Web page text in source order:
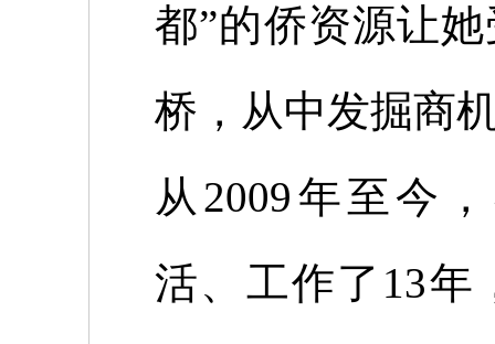
都”的侨资源让
桥，从中发掘商
从 2009年至今
活、工作了 13年